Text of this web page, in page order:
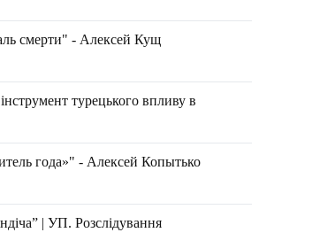
смерти" - Алексей Кущ
турецького впливу в
года»" - Алексей Копытько
| УП. Розслідування